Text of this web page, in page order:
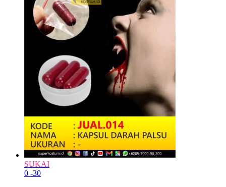
SUKAI
0 -30